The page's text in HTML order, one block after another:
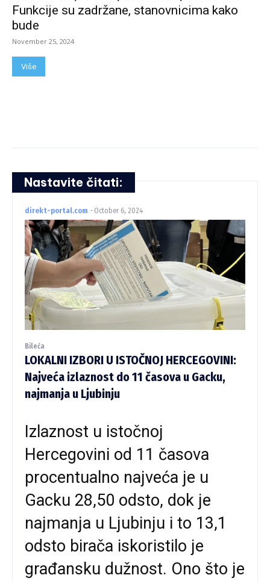
Funkcije su zadržane, stanovnicima kako
bude
November 25, 2024
Više
Nastavite čitati:
direkt-portal.com - October 6, 2024
Bileća
LOKALNI IZBORI U ISTOČNOJ HERCEGOVINI:
Najveća izlaznost do 11 časova u Gacku,
najmanja u Ljubinju
Izlaznost u istočnoj
Hercegovini od 11 časova
procentualno najveća je u
Gacku 28,50 odsto, dok je
najmanja u Ljubinju i to 13,1
odsto birača iskoristilo je
građansku dužnost. Ono što je